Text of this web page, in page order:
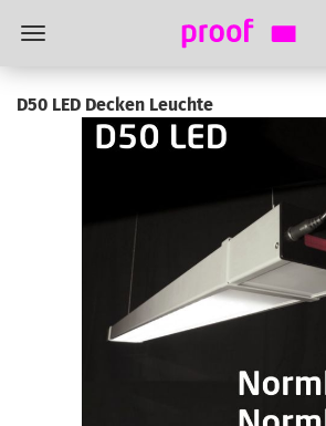
D50 LED Decken Leuchte